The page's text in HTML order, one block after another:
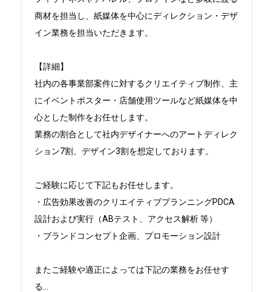
商材を担当し、紙媒体を中心にディレクション・デザ
イン業務を担当いただきます。
【詳細】
社内の各事業部案件に対するクリエイティブ制作、主
にイベントポスター・店舗使用ツールなど紙媒体を中
心とした制作をお任せします。
業務の割合として社内デザイナーへのアートディレク
ション7割、デザイン3割を想定しております。
ご経験に応じて下記もお任せします。
・広告効果改善のクリエイティブプランニングPDCA
設計および実行（ABテスト、アクセス解析 等）
・ブランドコンセプト企画、プロモーション設計
またご経験や適正によっては下記の業務をお任せす
る